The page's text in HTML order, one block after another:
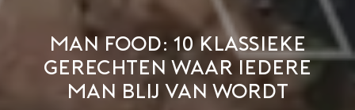
Man food: 10 klassieke
gerechten waar iedere
man blij van wordt